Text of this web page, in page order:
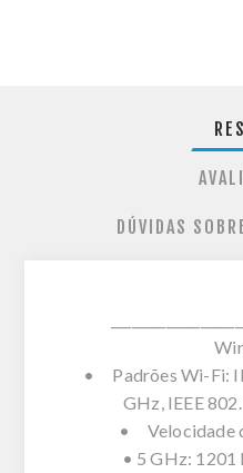
DÚVIDAS
• Padrões Wi-Fi:
GHz, IEEE
• Velocidade
• 5 GHz: